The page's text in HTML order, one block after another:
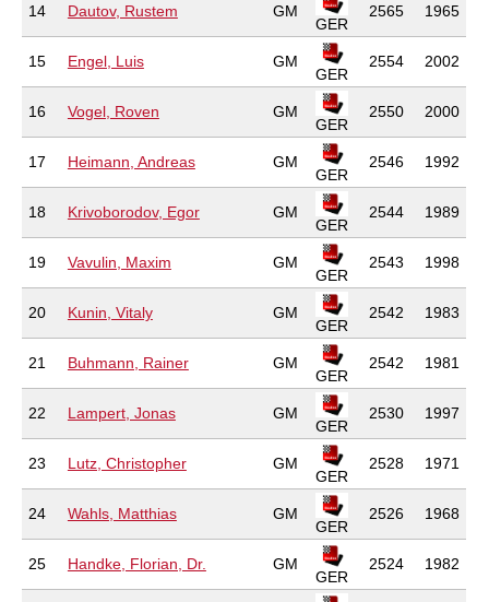
14 Dautov, Rustem GM
GER
2565 1965
15 Engel, Luis GM
GER
2554 2002
16 Vogel, Roven GM
GER
2550 2000
17 Heimann, Andreas GM
GER
2546 1992
18 Krivoborodov, Egor GM
GER
2544 1989
19 Vavulin, Maxim GM
GER
2543 1998
20 Kunin, Vitaly GM
GER
2542 1983
21 Buhmann, Rainer GM
GER
2542 1981
22 Lampert, Jonas GM
GER
2530 1997
23 Lutz, Christopher GM
GER
2528 1971
24 Wahls, Matthias GM
GER
2526 1968
25 Handke, Florian, Dr. GM
GER
2524 1982